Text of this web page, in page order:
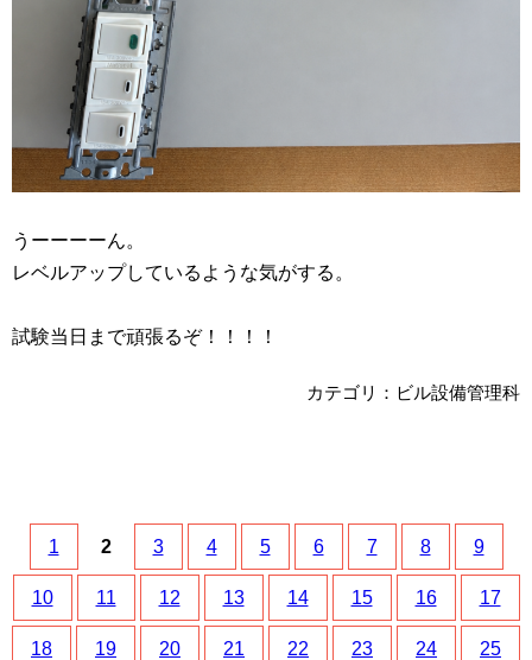
うーーーーん。
レベルアップしているような気がする。
試験当日まで頑張るぞ！！！！
カテゴリ：ビル設備管理科
1 2 3 4 5 6 7 8 9
10 11 12 13 14 15 16 17
18 19 20 21 22 23 24 25